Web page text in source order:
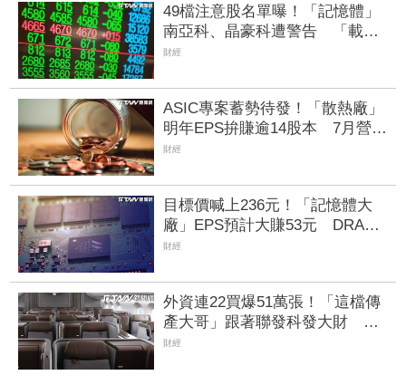
49檔注意股名單曝！「記憶體」
南亞科、晶豪科遭警告 「載板
雙雄」2度被盯、川湖晉升萬元千
財經
ASIC專案蓄勢待發！「散熱廠」
明年EPS拚賺逾14股本 7月營收
攀升116%
財經
目標價喊上236元！「記憶體大
廠」EPS預計大賺53元 DRAM
漲50%、Flash漲30%獲利大增
財經
外資連22買爆51萬張！「這檔傳
產大哥」跟著聯發科發大財 打
造高效通道營收創新高
財經